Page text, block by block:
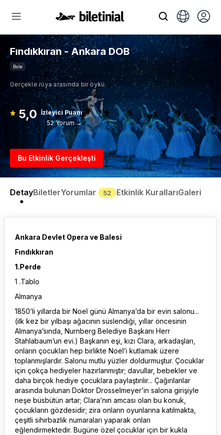
Fındıkkıran - Ankara DOB
Bale
Gerçekle rüya arasında bir öykü.
5,0 İzleyici Puanı
52 Yorum →
Bu Etkinlik Gerçekleşti
DetayBiletlerYorumlar 52 Etkinlik KurallarıGaleri
Ankara Devlet Opera ve Balesi
Fındıkkıran
1.Perde
1 .Tablo
Almanya
1850’li yıllarda bir Noel günü Almanya’da bir evin salonu...
(ilk kez bir yılbaşı ağacının süslendiği, yıllar öncesinin
Almanya’sında, Nurnberg Belediye Başkanı Herr
Stahlabaum’un evi.) Başkanın eşi, kızı Clara, arkadaşları,
onların çocukları hep birlikte Noel’i kutlamak üzere
toplanmışlardır. Salonu mutlu yüzler doldurmuştur. Çocuklar
için çokça hediyeler hazırlanmıştır; davullar, bebekler ve
daha birçok hediye çocuklara paylaştırılır... Çağırılanlar
arasında bulunan Doktor Drosselmeyer’in salona girişiyle
neşe büsbütün artar; Clara’nın amcası olan bu konuk,
çocukların gözdesidir; zira onların oyunlarına katılmakta,
çeşitli sihirbazlık numaraları yaparak onları
eğlendirmektedir. Bugüne özel çocuklar için bir kukla